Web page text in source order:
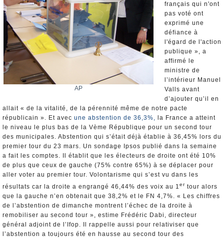
AP
français qui n'ont
pas voté ont
exprimé une
défiance à
l'égard de l'action
publique », a
affirmé le
ministre de
l’intérieur Manuel
Valls avant
d’ajouter qu’il en
allait « de la vitalité, de la pérennité même de notre pacte
républicain ». Et avec une abstention de 36,3%, la France a atteint
le niveau le plus bas de la Vème République pour un second tour
des municipales. Abstention qui s’était déjà établie à 36,45% lors du
premier tour du 23 mars. Un sondage Ipsos publié dans la semaine
a fait les comptes. Il établit que les électeurs de droite ont été 10%
de plus que ceux de gauche (75% contre 65%) à se déplacer pour
aller voter au premier tour. Volontarisme qui s’est vu dans les
résultats car la droite a engrangé 46,44% des voix au 1er tour alors
que la gauche n’en obtenait que 38,2% et le FN 4,7%. « Les chiffres
de l’abstention de dimanche montrent l’échec de la droite à
remobiliser au second tour », estime Frédéric Dabi, directeur
général adjoint de l’Ifop. Il rappelle aussi pour relativiser que
l’abstention a toujours été en hausse au second tour des